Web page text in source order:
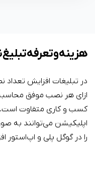
هزینه و تعرفه
در تبلیغات افزایش
ازای هر نصب موفق
اپلیکیشن می‌توانند به
را در گوگل پلی و اپ‌استور